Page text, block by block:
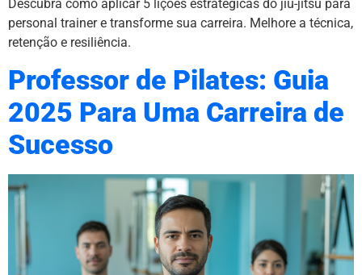
Descubra como aplicar 5 lições estratégicas do jiu-jitsu para
personal trainer e transforme sua carreira. Melhore a técnica,
retenção e resiliência.
Professor de Pilates: Guia
2025 Para Uma Carreira de
Sucesso